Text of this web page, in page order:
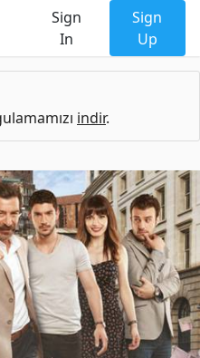
Sign
In
Sign
Up
indir.